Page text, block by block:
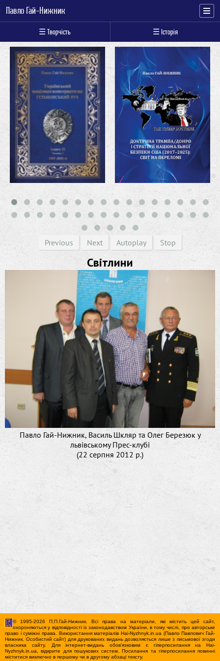
Павло Гай-Нижник
☰ Творчість ☰ Історія
Previous Next Autoplay Stop
Світлини
Павло Гай-Нижник, Василь Шкляр та Олег Березюк у
львівському Прес-клубі
(22 серпня 2012 р.)
© 1995-2026 П.П.Гай-Нижник. Всі права на матеріали, які містить цей сайт,
охороняються у відповідності із законодавством України, в тому числі, про авторське
право і суміжні права. Використання матерiалiв Hai-Nyzhnyk.in.ua (Павло Павлович Гай-
Нижник. Особистий сайт) для друкованих видань дозволяється лише з письмової згоди
власника сайту. Для iнтернет-видань обов'язковим є гiперпосилання на Hai-
Nyzhnyk.in.ua, відкрите для пошукових систем. Посилання та гіперпосилання повинні
міститися виключно в першому чи в другому абзаці тексту.